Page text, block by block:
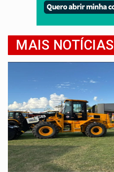
MAIS NOTÍCIAS